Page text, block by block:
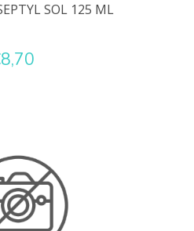
SOL 125 ML